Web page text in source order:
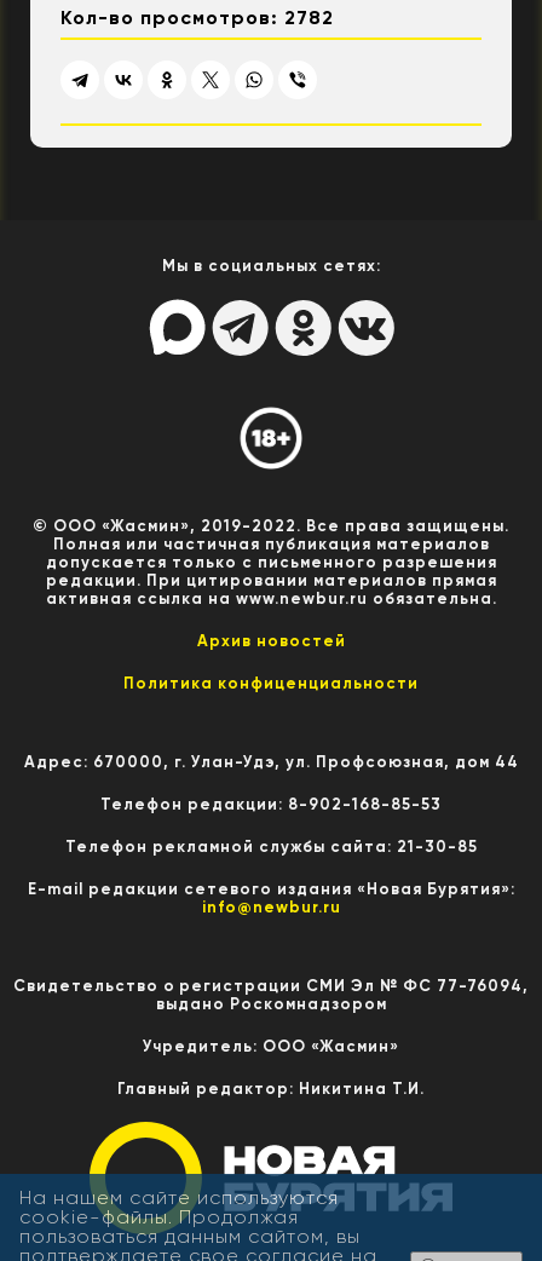
Кол-во просмотров: 2782
Мы в социальных сетях:
© ООО «Жасмин», 2019-2022. Все права защищены.
Полная или частичная публикация материалов
допускается только с письменного разрешения
редакции. При цитировании материалов прямая
активная ссылка на www.newbur.ru обязательна.
Архив новостей
Политика конфиценциальности
Адрес: 670000, г. Улан-Удэ, ул. Профсоюзная, дом 44
Телефон редакции: 8-902-168-85-53
Телефон рекламной службы сайта: 21-30-85
E-mail редакции сетевого издания «Новая Бурятия»:
info@newbur.ru
Свидетельство о регистрации СМИ Эл № ФС 77-76094,
выдано Роскомнадзором
Учредитель: ООО «Жасмин»
Главный редактор: Никитина Т.И.
На нашем сайте используются
cookie-файлы. Продолжая
пользоваться данным сайтом, вы
подтверждаете свое согласие на